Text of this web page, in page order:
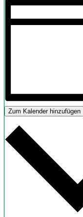
Zum Kalender hinzufügen